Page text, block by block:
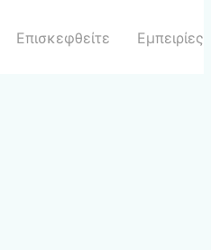
Επισκεφθείτε Εμπειρίες